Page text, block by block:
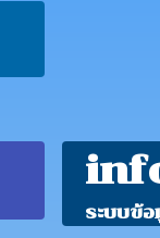
ระบบข้